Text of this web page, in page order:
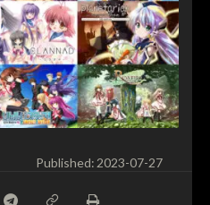
Published: 2023-07-27